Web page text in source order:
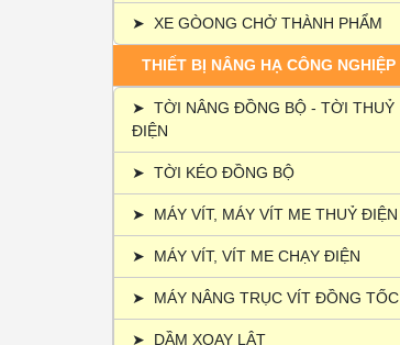
➤ XE GÒONG CHỞ THÀNH PHẨM
THIẾT BỊ NÂNG HẠ CÔNG NGHIỆP
➤ TỜI NÂNG ĐỒNG BỘ - TỜI THUỶ
ĐIỆN
➤ TỜI KÉO ĐỒNG BỘ
➤ MÁY VÍT, MÁY VÍT ME THUỶ ĐIỆN
➤ MÁY VÍT, VÍT ME CHẠY ĐIỆN
➤ MÁY NÂNG TRỤC VÍT ĐỒNG TỐC
➤ DẦM XOAY LẬT